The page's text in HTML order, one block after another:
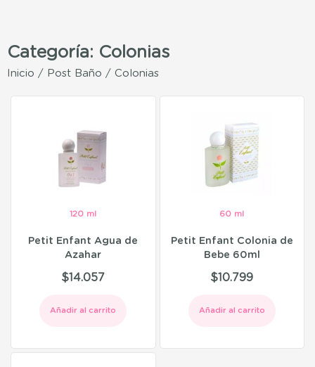
Categoría: Colonias
Inicio / Post Baño / Colonias
120 ml
Petit Enfant Agua de
Azahar
$14.057
Añadir al carrito
60 ml
Petit Enfant Colonia de
Bebe 60ml
$10.799
Añadir al carrito